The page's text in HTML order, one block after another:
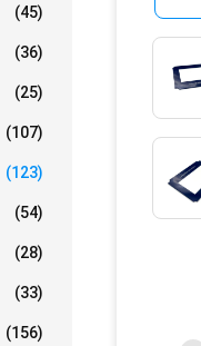
(45)
(36)
(25)
(107)
(123)
(54)
(28)
(33)
(156)